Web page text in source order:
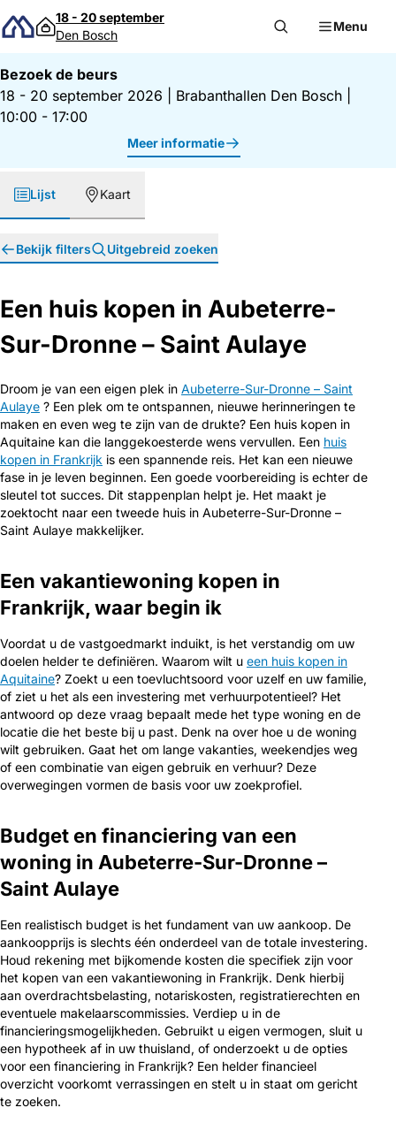
Direct naar inhoud
18 - 20 september
Den Bosch
Menu
Bezoek de beurs
18 - 20 september 2026
Brabanthallen Den Bosch
10:00 - 17:00
Meer informatie
Lijst Kaart
Bekijk filters Uitgebreid zoeken
Een huis kopen in Aubeterre-
Sur-Dronne – Saint Aulaye
Droom je van een eigen plek in Aubeterre-Sur-Dronne – Saint
Aulaye ? Een plek om te ontspannen, nieuwe herinneringen te
maken en even weg te zijn van de drukte? Een huis kopen in
Aquitaine kan die langgekoesterde wens vervullen. Een huis
kopen in Frankrijk is een spannende reis. Het kan een nieuwe
fase in je leven beginnen. Een goede voorbereiding is echter de
sleutel tot succes. Dit stappenplan helpt je. Het maakt je
zoektocht naar een tweede huis in Aubeterre-Sur-Dronne –
Saint Aulaye makkelijker.
Een vakantiewoning kopen in
Frankrijk, waar begin ik
Voordat u de vastgoedmarkt induikt, is het verstandig om uw
doelen helder te definiëren. Waarom wilt u een huis kopen in
Aquitaine? Zoekt u een toevluchtsoord voor uzelf en uw familie,
of ziet u het als een investering met verhuurpotentieel? Het
antwoord op deze vraag bepaalt mede het type woning en de
locatie die het beste bij u past. Denk na over hoe u de woning
wilt gebruiken. Gaat het om lange vakanties, weekendjes weg
of een combinatie van eigen gebruik en verhuur? Deze
overwegingen vormen de basis voor uw zoekprofiel.
Budget en financiering van een
woning in Aubeterre-Sur-Dronne –
Saint Aulaye
Een realistisch budget is het fundament van uw aankoop. De
aankoopprijs is slechts één onderdeel van de totale investering.
Houd rekening met bijkomende kosten die specifiek zijn voor
het kopen van een vakantiewoning in Frankrijk. Denk hierbij
aan overdrachtsbelasting, notariskosten, registratierechten en
eventuele makelaarscommissies. Verdiep u in de
financieringsmogelijkheden. Gebruikt u eigen vermogen, sluit u
een hypotheek af in uw thuisland, of onderzoekt u de opties
voor een financiering in Frankrijk? Een helder financieel
overzicht voorkomt verrassingen en stelt u in staat om gericht
te zoeken.